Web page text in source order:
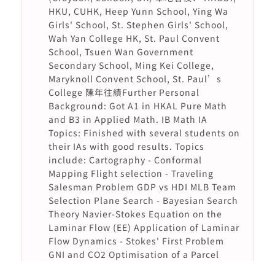
HKU, CUHK, Heep Yunn School, Ying Wa
Girls' School, St. Stephen Girls' School,
Wah Yan College HK, St. Paul Convent
School, Tsuen Wan Government
Secondary School, Ming Kei College,
Maryknoll Convent School, St. Paul’s
College 陳年往績Further Personal
Background: Got A1 in HKAL Pure Math
and B3 in Applied Math. IB Math IA
Topics: Finished with several students on
their IAs with good results. Topics
include: Cartography - Conformal
Mapping Flight selection - Traveling
Salesman Problem GDP vs HDI MLB Team
Selection Plane Search - Bayesian Search
Theory Navier-Stokes Equation on the
Laminar Flow (EE) Application of Laminar
Flow Dynamics - Stokes' First Problem
GNI and CO2 Optimisation of a Parcel